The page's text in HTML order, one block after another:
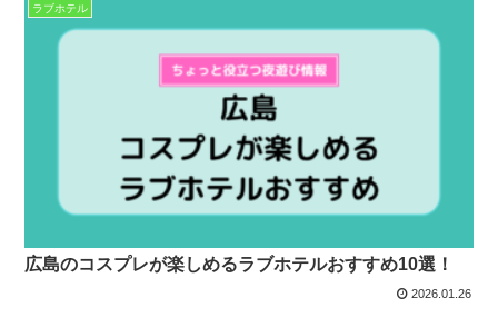
ラブホテル
広島のコスプレが楽しめるラブホテルおすすめ10選！
2026.01.26